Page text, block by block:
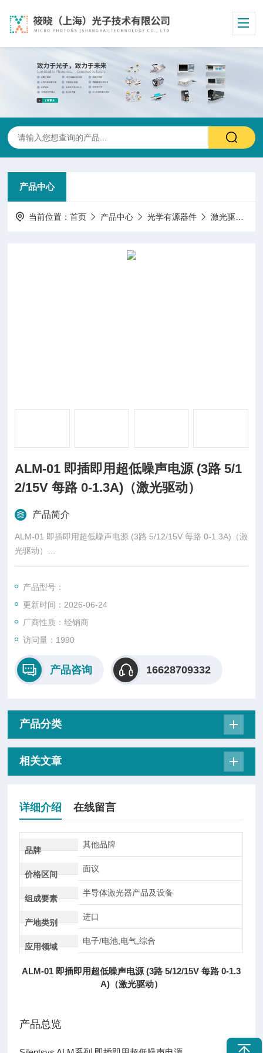
产品中心
当前位置：首页 产品中心 光学有源器件 激光驱动/控制/电源/模块
ALM-01 即插即用超低噪声电源 (3路 5/1
2/15V 每路 0-1.3A)（激光驱动）
产品简介
ALM-01 即插即用超低噪声电源 (3路 5/12/15V 每路 0-1.3A)（激
光驱动）
Silentsys ALM系列 即插即用超低噪声电源
ALM-01可提供 3 路电压，每路Max. 电流为 1.3 A，总功率为 25
W，纹波水平达到了前未有的高度，所有这一切都在一个紧凑、
用户友好的封装中实现。
产品型号：
更新时间：2026-06-24
厂商性质：经销商
访问量：1990
产品咨询 16628709332
产品分类
相关文章
详细介绍 在线留言
品牌
其他品牌
价格区间
面议
组成要素
半导体激光器产品及设备
产地类别
进口
应用领域
电子/电池,电气,综合
ALM-01 即插即用超低噪声电源 (3路 5/12/15V 每路 0-1.3
A)（激光驱动）
产品总览